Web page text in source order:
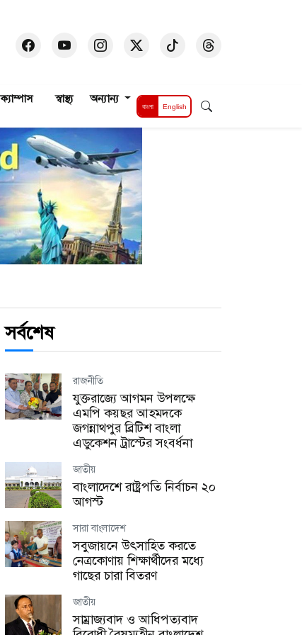
ক্যাম্পাস স্বাস্থ্য অন্যান্য
বাংলা English
সর্বশেষ
রাজনীতি
যুক্তরাজ্যে আগমন উপলক্ষে
এমপি কয়ছর আহমদকে
জগন্নাথপুর ব্রিটিশ বাংলা
এডুকেশন ট্রাস্টের সংবর্ধনা
জাতীয়
বাংলাদেশে রাষ্ট্রপতি নির্বাচন ২০
আগস্ট
সারা বাংলাদেশ
সবুজায়নে উৎসাহিত করতে
নেত্রকোণায় শিক্ষার্থীদের মধ্যে
গাছের চারা বিতরণ
জাতীয়
সাম্রাজ্যবাদ ও আধিপত্যবাদ